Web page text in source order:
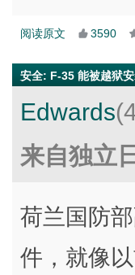
阅读原文 3590
安全: F-35 能被越狱
Edwards
来自独立
荷兰国防
件，就像